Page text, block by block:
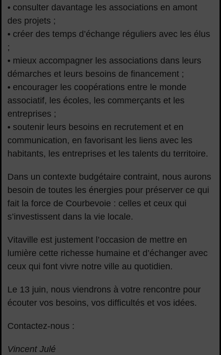
• consulter davantage les associations en amont
des projets ;
• créer des temps d’échange réguliers avec les élus
;
• mieux accompagner les associations dans leurs
démarches et leurs besoins de financement ;
• encourager les coopérations entre le monde
associatif, les écoles, les commerçants et les
entreprises ;
• soutenir leurs besoins en recrutement et en
communication, en favorisant les liens avec les
habitants, les entreprises et les talents du territoire.
Dans un contexte budgétaire contraint, nous aurons
besoin de toutes les énergies pour préserver ce qui
fait la force de Courbevoie : celles et ceux qui
s’investissent dans la vie locale.
Vitaville est justement l’occasion de mettre en
lumière cette richesse humaine et d’échanger avec
ceux qui font vivre notre ville au quotidien.
Le 13 juin, nous viendrons à votre rencontre pour
écouter vos besoins, vos difficultés et vos idées.
Contactez-nous :
Vincent Julé